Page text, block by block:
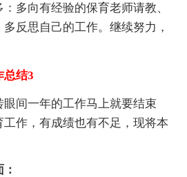
多向有经验的保育老师请教、
反思自己的工作。继续努力，
总结3
眼间一年的工作马上就要结束
作，有成绩也有不足，现将本